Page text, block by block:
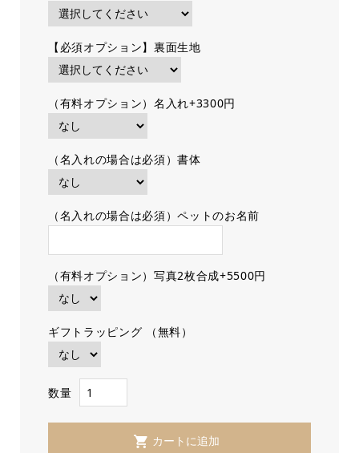
【必須オプション】裏面生地
（有料オプション）名入れ+3300円
（名入れの場合は必須）書体
（名入れの場合は必須）ペットのお名前
（有料オプション）写真2枚合成+5500円
ギフトラッピング （無料）
数量